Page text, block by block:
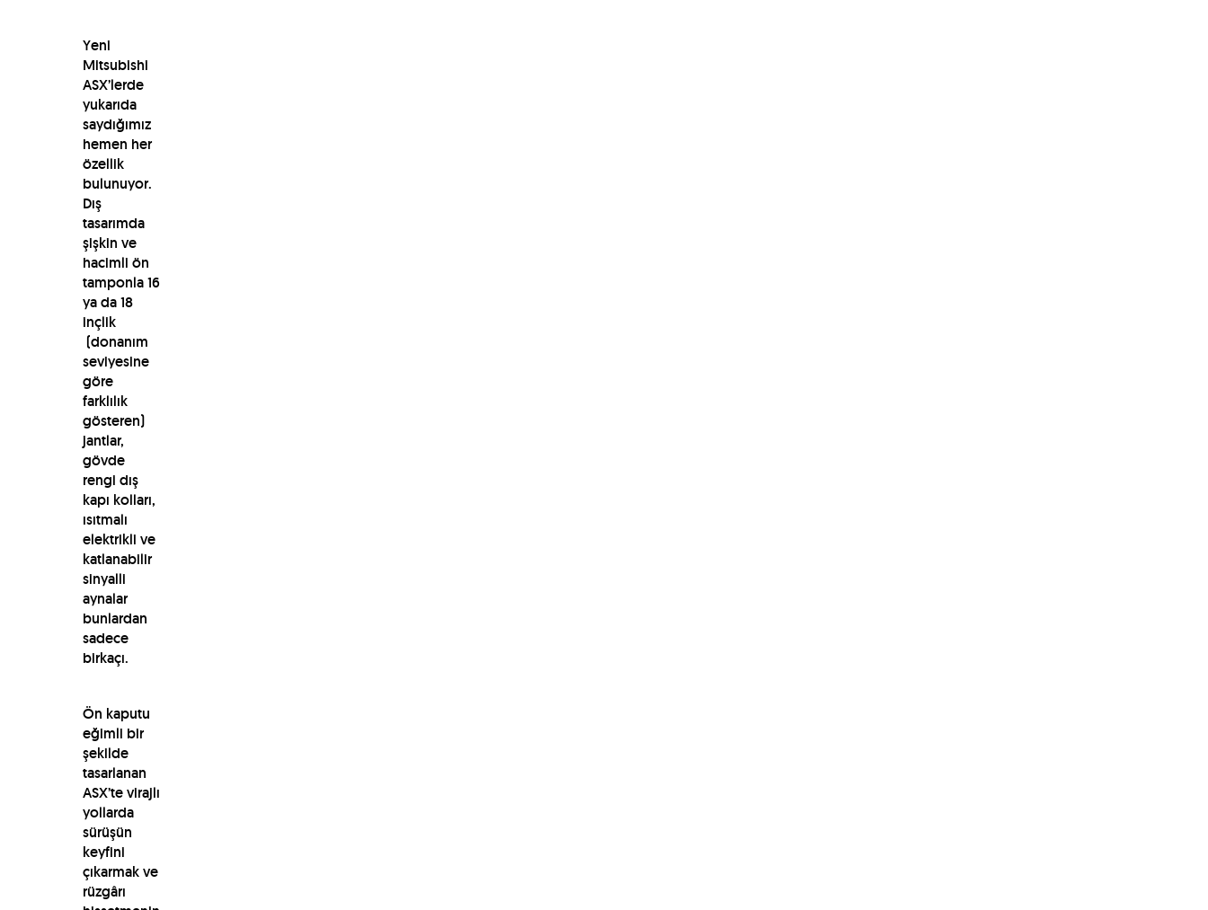
Yeni
Mitsubishi
ASX’lerde
yukarıda
saydığımız
hemen her
özellik
bulunuyor.
Dış
tasarımda
şişkin ve
hacimli ön
tamponla 16
ya da 18
inçlik
(donanım
seviyesine
göre
farklılık
gösteren)
jantlar,
gövde
rengi dış
kapı kolları,
ısıtmalı
elektrikli ve
katlanabilir
sinyalli
aynalar
bunlardan
sadece
birkaçı.
Ön kaputu
eğimli bir
şekilde
tasarlanan
ASX’te virajlı
yollarda
sürüşün
keyfini
çıkarmak ve
rüzgârı